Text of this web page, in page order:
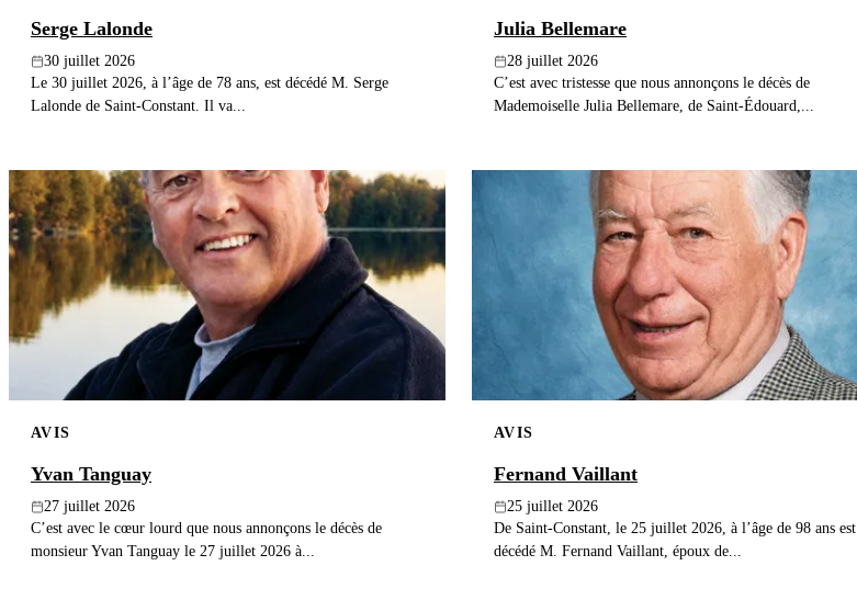
Serge Lalonde
30 juillet 2026
Le 30 juillet 2026, à l’âge de 78 ans, est décédé M. Serge
Lalonde de Saint-Constant. Il va...
Julia Bellemare
28 juillet 2026
C’est avec tristesse que nous annonçons le décès de
Mademoiselle Julia Bellemare, de Saint-Édouard,...
AVIS
Yvan Tanguay
27 juillet 2026
C’est avec le cœur lourd que nous annonçons le décès de
monsieur Yvan Tanguay le 27 juillet 2026 à...
AVIS
Fernand Vaillant
25 juillet 2026
De Saint-Constant, le 25 juillet 2026, à l’âge de 98 ans est
décédé M. Fernand Vaillant, époux de...